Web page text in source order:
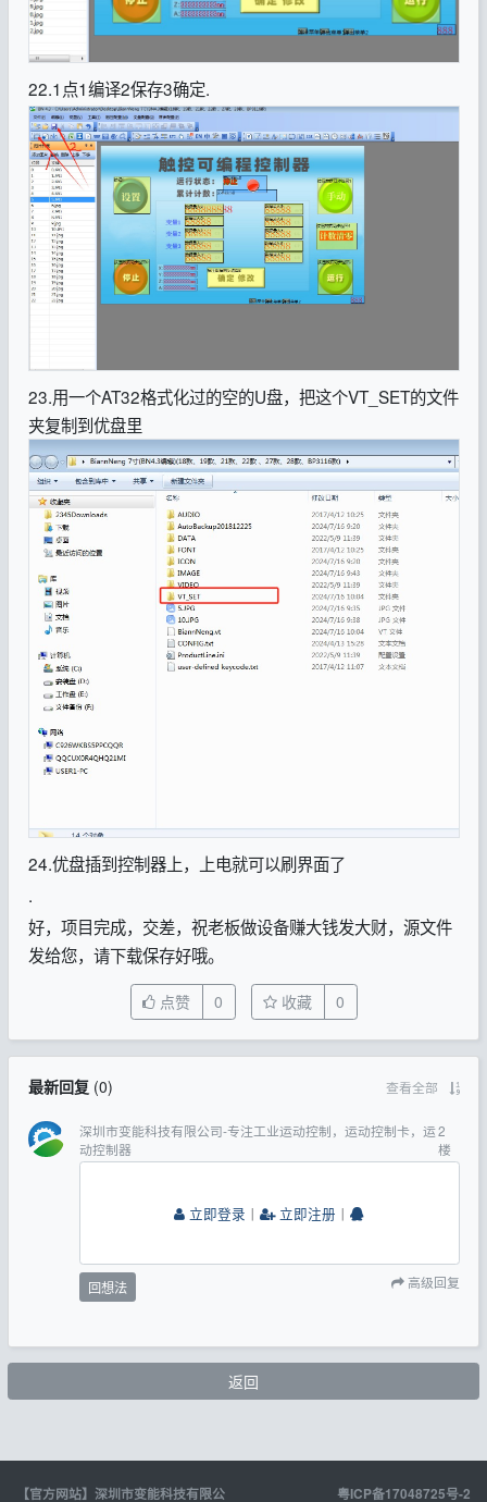
22.1点1编译2保存3确定.
23.用一个AT32格式化过的空的U盘，把这个VT_SET的文件
夹复制到优盘里
24.优盘插到控制器上，上电就可以刷界面了
.
好，项目完成，交差，祝老板做设备赚大钱发大财，源文件
发给您，请下载保存好哦。
点赞 0 收藏 0
最新回复(0) 查看全部
深圳市变能科技有限公司-专注工业运动控制，运动控制卡，运
动控制器
2
楼
立即登录 丨 立即注册 丨
回想法 高级回复
返回
【官方网站】深圳市变能科技有限公 粤ICP备17048725号-2